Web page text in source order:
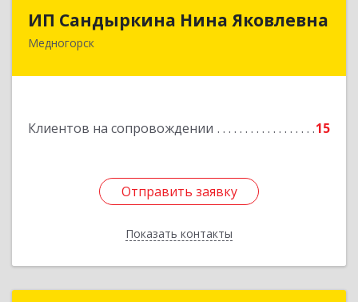
ИП Сандыркина Нина Яковлевна
Медногорск
Клиентов на сопровождении 15
Отправить заявку
Показать контакты
462270, Оренбургская обл, Медногорск г,
Отправить заявку
Назад